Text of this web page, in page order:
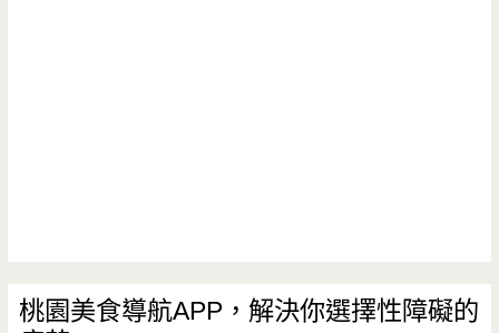
桃園美食導航APP，解決你選擇性障礙的